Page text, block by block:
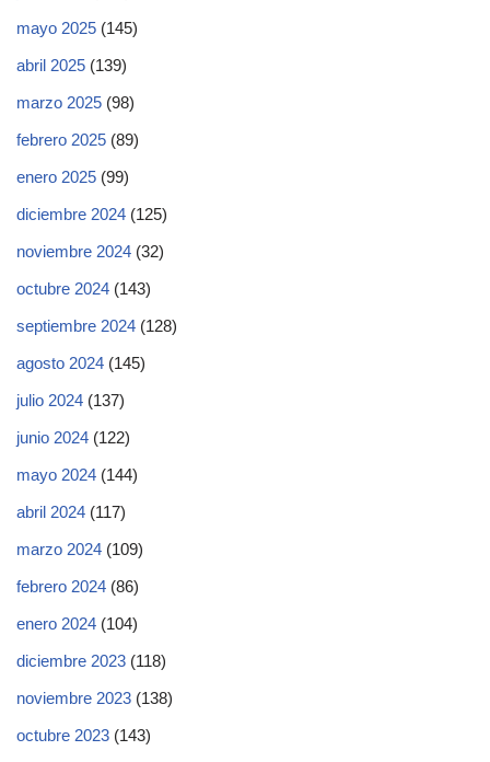
mayo 2025 (145)
abril 2025 (139)
marzo 2025 (98)
febrero 2025 (89)
enero 2025 (99)
diciembre 2024 (125)
noviembre 2024 (32)
octubre 2024 (143)
septiembre 2024 (128)
agosto 2024 (145)
julio 2024 (137)
junio 2024 (122)
mayo 2024 (144)
abril 2024 (117)
marzo 2024 (109)
febrero 2024 (86)
enero 2024 (104)
diciembre 2023 (118)
noviembre 2023 (138)
octubre 2023 (143)